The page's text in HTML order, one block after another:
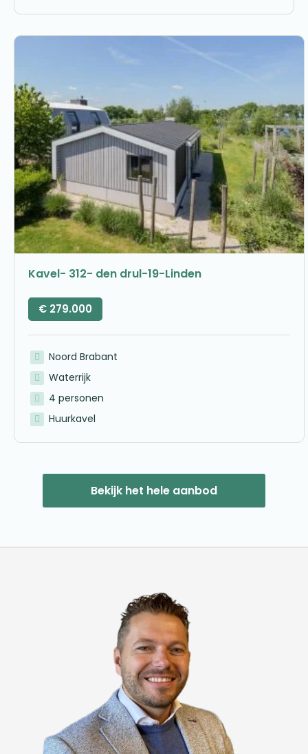
Kavel- 312- den drul-19-Linden
€ 279.000
Noord Brabant
Waterrijk
4 personen
Huurkavel
Bekijk het hele aanbod